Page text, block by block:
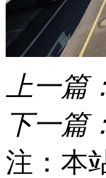
上一篇
下一篇
注：本